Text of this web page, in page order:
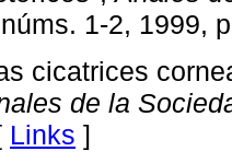
1-2, 1999,
cicatrices
de la
Links ]